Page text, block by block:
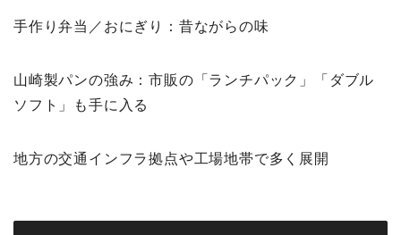
手作り弁当／おにぎり：昔ながらの味
山崎製パンの強み：市販の「ランチパック」「ダブル
ソフト」も手に入る
地方の交通インフラ拠点や工場地帯で多く展開